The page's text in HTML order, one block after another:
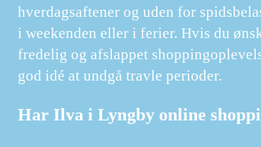
hverdagsaftener og uden for
i weekenden eller i ferier. Hvis du
fredelig og afslappet
god idé at undgå travle perioder.
Har Ilva i Lyngby online